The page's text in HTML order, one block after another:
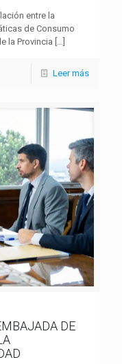
entre la
de Consumo
la Provincia […]
Leer más
DE